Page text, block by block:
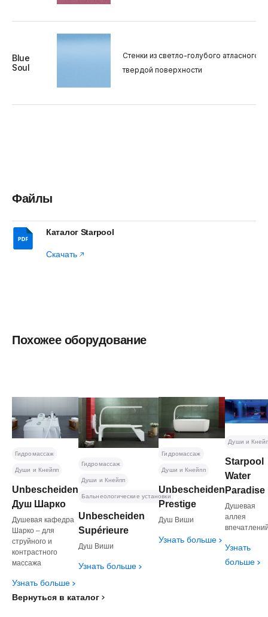
Blue
Soul
Стенки из светло-голубого атласного
твердой поверхности
Файлы
Каталог Starpool
Скачать
Похожее оборудование
Unbescheiden
Душ Шарко
Душевая кафедра
Шарко – для
струйного и
контрастного
массажа
Узнать больше
Гидромассаж
Души и Кнейпп
Unbescheiden
Supérieure
Душ Виши
Узнать больше
Гидромассаж
Души и Кнейпп
Бальнеологические установки
Unbescheiden
Prestige
Душ Виши
Узнать больше
Гидромассаж
Души и Кнейпп
Starpool
Water
Paradise
Душевая
аллея
Узнать
больше
Души и
Вернуться в каталог